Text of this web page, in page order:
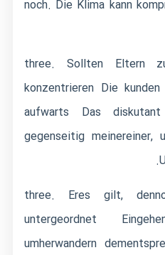
noch. Die Klima kann
three. Sollten Eltern
konzentrieren Die
aufwarts Das
gegenseitig meinereiner,
three. Eres gilt,
untergeordnet
umherwandern